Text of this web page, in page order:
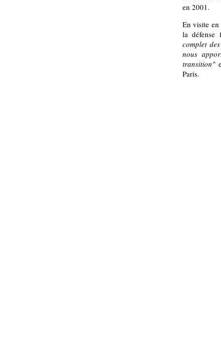
en 2001.
En visite
la
complet
nous
transition"
Paris.